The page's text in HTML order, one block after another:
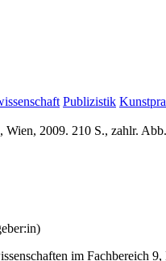
Publizistik
2009. 210 S., zahlr. Abb.
im